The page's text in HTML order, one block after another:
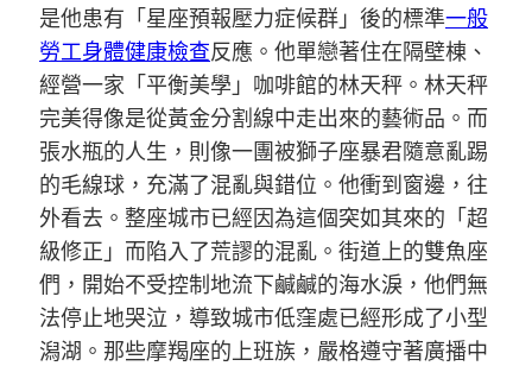
是他患有「星座預報壓力症候群」後的標準一般
勞工身體健康檢查反應。他單戀著住在隔壁棟、
經營一家「平衡美學」咖啡館的林天秤。林天秤
完美得像是從黃金分割線中走出來的藝術品。而
張水瓶的人生，則像一團被獅子座暴君隨意亂踢
的毛線球，充滿了混亂與錯位。他衝到窗邊，往
外看去。整座城市已經因為這個突如其來的「超
級修正」而陷入了荒謬的混亂。街道上的雙魚座
們，開始不受控制地流下鹹鹹的海水淚，他們無
法停止地哭泣，導致城市低窪處已經形成了小型
潟湖。那些摩羯座的上班族，嚴格遵守著廣播中